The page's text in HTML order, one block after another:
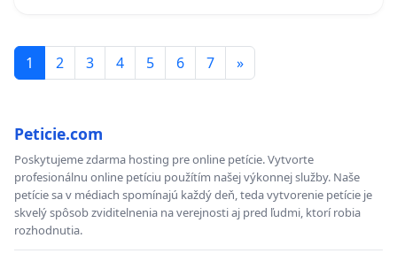
1 2 3 4 5 6 7 »
Peticie.com
Poskytujeme zdarma hosting pre online petície. Vytvorte
profesionálnu online petíciu použítím našej výkonnej služby. Naše
petície sa v médiach spomínajú každý deň, teda vytvorenie petície je
skvelý spôsob zviditelnenia na verejnosti aj pred ľudmi, ktorí robia
rozhodnutia.